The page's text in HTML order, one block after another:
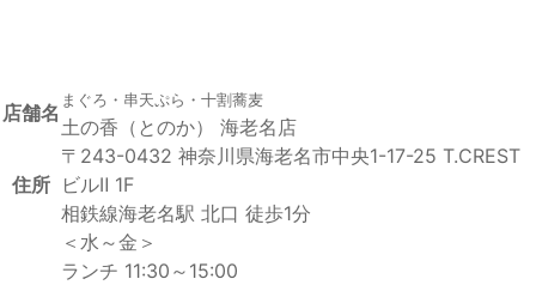
店舗名
まぐろ・串天ぷら・十割蕎麦
土の香（とのか） 海老名店
住所
〒243-0432 神奈川県海老名市中央1-17-25 T.CREST
ビルⅡ 1F
相鉄線海老名駅 北口 徒歩1分
＜水～金＞
ランチ 11:30～15:00